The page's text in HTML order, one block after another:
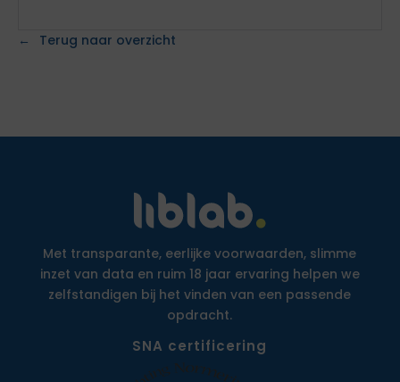
Terug naar overzicht
Met transparante, eerlijke voorwaarden, slimme
inzet van data en ruim 18 jaar ervaring helpen we
zelfstandigen bij het vinden van een passende
opdracht.
SNA certificering